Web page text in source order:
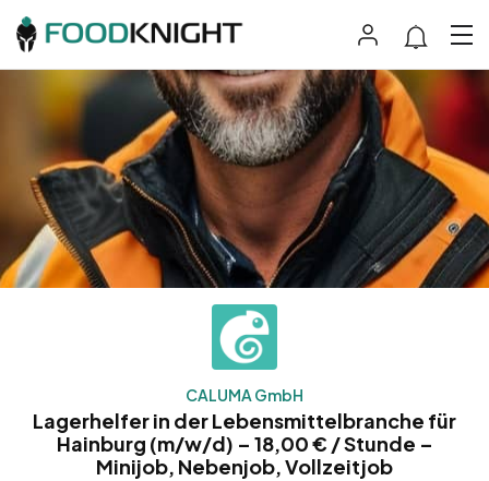
CALUMA GmbH
Lagerhelfer in der Lebensmittelbranche für
Hainburg (m/w/d) – 18,00 € / Stunde –
Minijob, Nebenjob, Vollzeitjob